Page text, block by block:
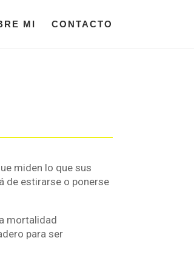
MI CONTACTO
miden lo que sus
de estirarse o ponerse
mortalidad
para ser